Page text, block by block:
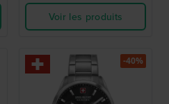
Voir les produits
-40%